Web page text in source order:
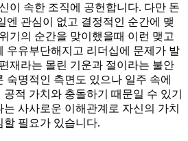
이 속한 조직에 공헌합니다. 다만 돈
엔 관심이 없고 결정적인 순간에 맺
기의 순간을 맞이했을때 이런 맺고
우유부단해지고 리더십에 문제가 발
재라는 몰린 기운과 절이라는 불안
숙명적인 측면도 있으나 일주 속에
적 가치와 충돌하기 때문일 수 있기
사사로운 이해관계로 자신의 가치
필요가 있습니다.